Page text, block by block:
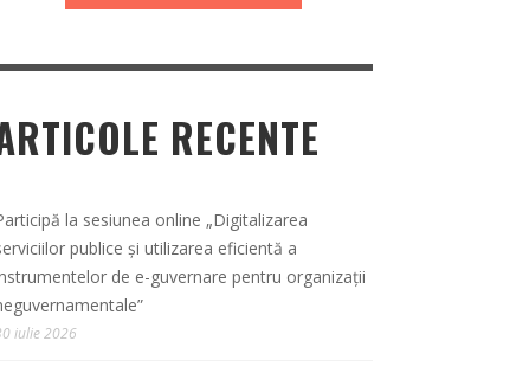
RECENTE
la sesiunea online „Digitalizarea
publice și utilizarea eficientă a
de e-guvernare pentru organizații
iulie 2026